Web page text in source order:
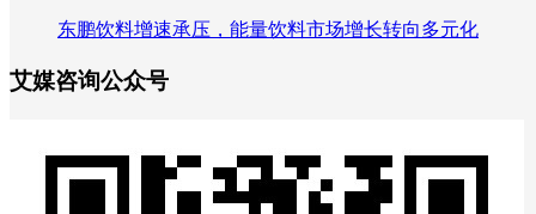
东鹏饮料增速承压，能量饮料市场增长转向多元化
艾媒咨询公众号